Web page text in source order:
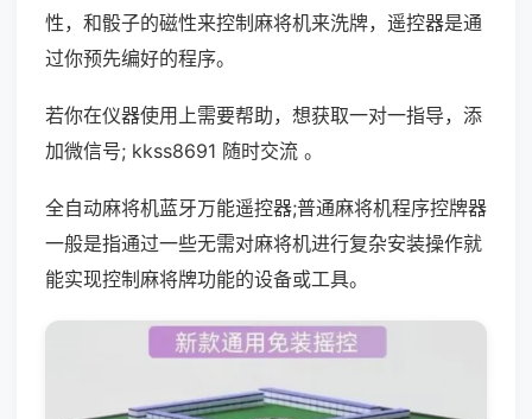
性，和骰子的磁性来控制麻将机来洗牌，遥控器是通
过你预先编好的程序。
若你在仪器使用上需要帮助，想获取一对一指导，添
加微信号; kkss8691 随时交流 。
全自动麻将机蓝牙万能遥控器;普通麻将机程序控牌器
一般是指通过一些无需对麻将机进行复杂安装操作就
能实现控制麻将牌功能的设备或工具。